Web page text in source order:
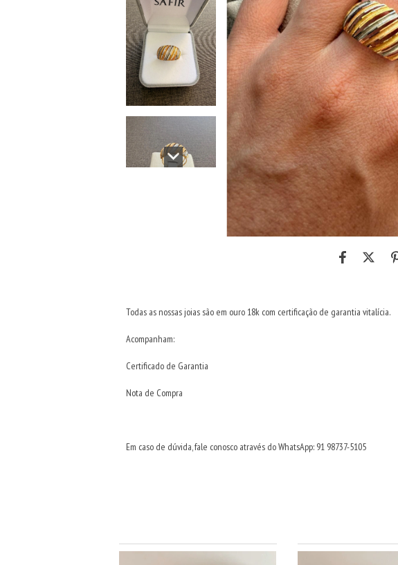
Todas as nossas joias são em ouro 18k com certificação de garantia vitalícia.
Acompanham:
Certificado de Garantia
Nota de Compra
Em caso de dúvida, fale conosco através do WhatsApp: 91 98737-5105